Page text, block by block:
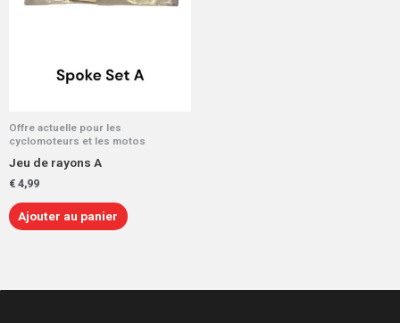
Offre actuelle pour les
cyclomoteurs et les motos
Jeu de rayons A
€ 4,99
Ajouter au panier